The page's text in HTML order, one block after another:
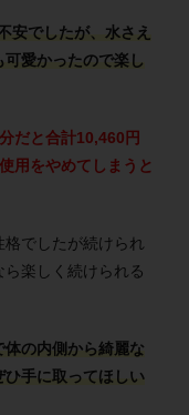
安でしたが、水さえ
愛かったので楽し
だと合計10,460円
用をやめてしまうと
でしたが続けられ
楽しく続けられる
の内側から綺麗な
ひ手に取ってほしい